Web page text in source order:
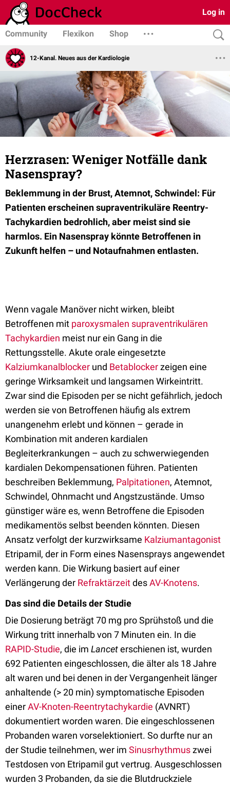
Log in
Community Flexikon Shop
12-Kanal. Neues aus der Kardiologie
Herzrasen: Weniger Notfälle dank
Nasenspray?
Beklemmung in der Brust, Atemnot, Schwindel: Für
Patienten erscheinen supraventrikuläre Reentry-
Tachykardien bedrohlich, aber meist sind sie
harmlos. Ein Nasenspray könnte Betroffenen in
Zukunft helfen – und Notaufnahmen entlasten.
Wenn vagale Manöver nicht wirken, bleibt
Betroffenen mit paroxysmalen supraventrikulären
Tachykardien meist nur ein Gang in die
Rettungsstelle. Akute orale eingesetzte
Kalziumkanalblocker und Betablockerzeigen eine
geringe Wirksamkeit und langsamen Wirkeintritt.
Zwar sind die Episoden per se nicht gefährlich, jedoch
werden sie von Betroffenen häufig als extrem
unangenehm erlebt und können – gerade in
Kombination mit anderen kardialen
Begleiterkrankungen – auch zu schwerwiegenden
kardialen Dekompensationen führen. Patienten
beschreiben Beklemmung, Palpitationen, Atemnot,
Schwindel, Ohnmacht und Angstzustände. Umso
günstiger wäre es, wenn Betroffene die Episoden
medikamentös selbst beenden könnten. Diesen
Ansatz verfolgt der kurzwirksame Kalziumantagonist
Etripamil, der in Form eines Nasensprays angewendet
werden kann. Die Wirkung basiert auf einer
Verlängerung der RefraktärzeitdesAV-Knotens.
Das sind die Details der Studie
Die Dosierung beträgt 70 mg pro Sprühstoß und die
Wirkung tritt innerhalb von 7 Minuten ein. In die
RAPID-Studie, die im Lanceterschienen ist, wurden
692 Patienten eingeschlossen, die älter als 18 Jahre
alt waren und bei denen in der Vergangenheit länger
anhaltende (> 20 min) symptomatische Episoden
einerAV-Knoten-Reentrytachykardie (AVNRT)
dokumentiert worden waren. Die eingeschlossenen
Probanden waren vorselektioniert. So durfte nur an
der Studie teilnehmen, wer im Sinusrhythmuszwei
Testdosen von Etripamil gut vertrug. Ausgeschlossen
wurden 3 Probanden, da sie die Blutdruckziele